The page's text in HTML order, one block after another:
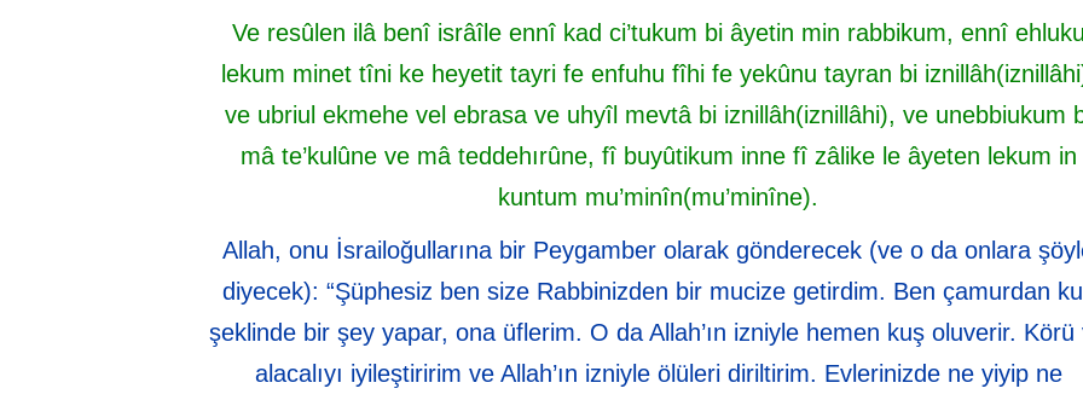
Ve resûlen ilâ benî isrâîle ennî kad ci’tukum bi âyetin min rabbikum, ennî
lekum minet tîni ke heyetit tayri fe enfuhu fîhi fe yekûnu tayran bi
ve ubriul ekmehe vel ebrasa ve uhyîl mevtâ bi iznillâh(iznillâhi), ve unebbiukum
mâ te’kulûne ve mâ teddehırûne, fî buyûtikum inne fî zâlike le âyeten lekum in
kuntum mu’minîn(mu’minîne).
Allah, onu İsrailoğullarına bir Peygamber olarak gönderecek (ve o da onlara
diyecek): “Şüphesiz ben size Rabbinizden bir mucize getirdim. Ben çamurdan
şeklinde bir şey yapar, ona üflerim. O da Allah’ın izniyle hemen kuş oluverir. Körü
alacalıyı iyileştiririm ve Allah’ın izniyle ölüleri diriltirim. Evlerinizde ne yiyip ne